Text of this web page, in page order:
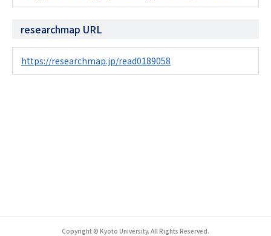
researchmap URL
https://researchmap.jp/read0189058
Copyright © Kyoto University. All Rights Reserved.